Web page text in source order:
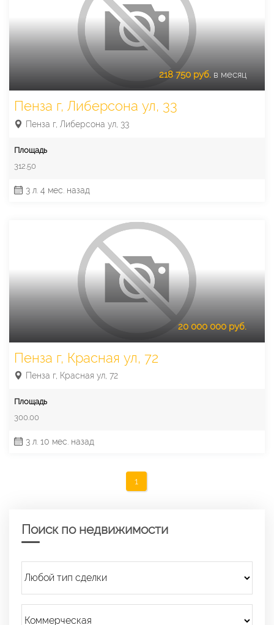
218 750 руб. в месяц
Пенза г, Либерсона ул, 33
Пенза г, Либерсона ул, 33
Площадь
312.50
3 л. 4 мес. назад
20 000 000 руб.
Пенза г, Красная ул, 72
Пенза г, Красная ул, 72
Площадь
300.00
3 л. 10 мес. назад
1
Поиск по недвижимости